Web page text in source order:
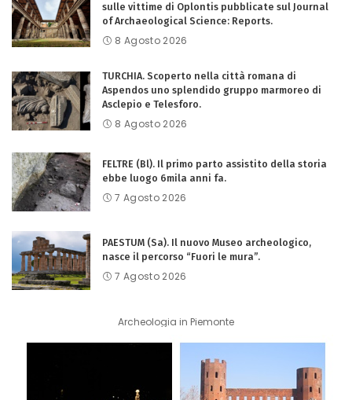
sulle vittime di Oplontis pubblicate sul Journal
of Archaeological Science: Reports.
8 Agosto 2026
TURCHIA. Scoperto nella città romana di
Aspendos uno splendido gruppo marmoreo di
Asclepio e Telesforo.
8 Agosto 2026
FELTRE (Bl). Il primo parto assistito della storia
ebbe luogo 6mila anni fa.
7 Agosto 2026
PAESTUM (Sa). Il nuovo Museo archeologico,
nasce il percorso “Fuori le mura”.
7 Agosto 2026
Archeologia in Piemonte